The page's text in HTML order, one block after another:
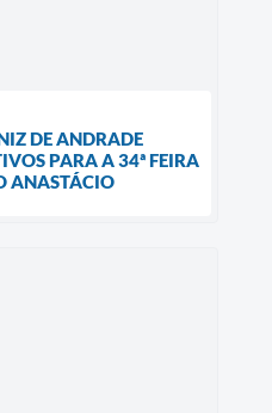
DE ANDRADE
PARA A 34ª FEIRA
ANASTÁCIO